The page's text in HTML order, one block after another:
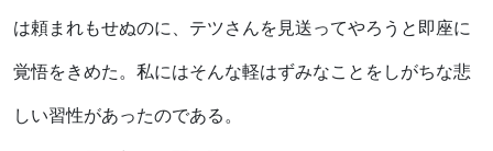
は頼まれもせぬのに、テツさんを見送ってやろうと即座に
覚悟をきめた。私にはそんな軽はずみなことをしがちな悲
しい習性があったのである。